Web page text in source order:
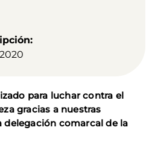
para luchar contra el
gracias a nuestras
delegación comarcal de la